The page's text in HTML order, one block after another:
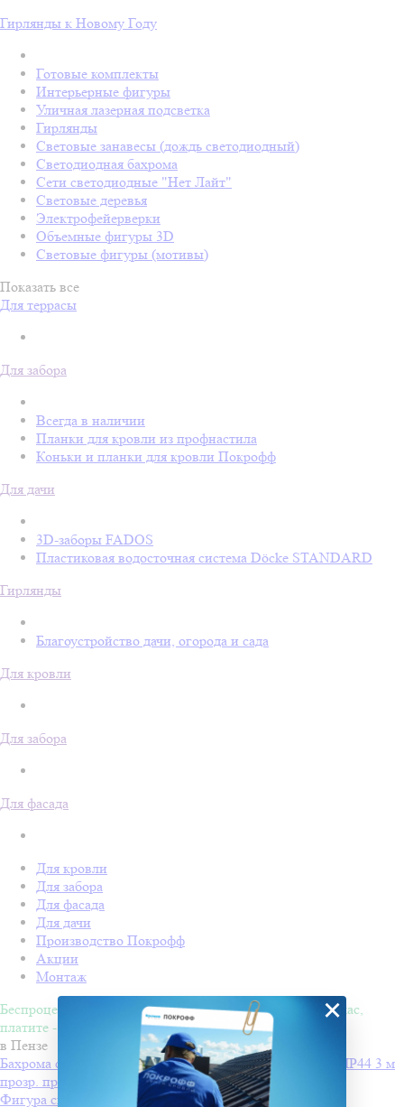
Гирлянды к Новому Году
Готовые комплекты
Интерьерные фигуры
Уличная лазерная подсветка
Гирлянды
Световые занавесы (дождь светодиодный)
Светодиодная бахрома
Сети светодиодные "Нет Лайт"
Световые деревья
Электрофейерверки
Объемные фигуры 3D
Световые фигуры (мотивы)
Показать все
Для террасы
Для забора
Всегда в наличии
Планки для кровли из профнастила
Коньки и планки для кровли Покрофф
Для дачи
3D-заборы FADOS
Пластиковая водосточная система Döcke STANDARD
Гирлянды
Благоустройство дачи, огорода и сада
Для кровли
Для забора
Для фасада
Для кровли
Для забора
Для фасада
Для дачи
Производство Покрофф
Акции
Монтаж
Беспроцентная рассрочка на 4 месяца. Покупайте - сейчас,
платите - потом!
в Пензе
Бахрома светодиодн INFINILITE Одесская с мерц. эфф IP44 3 м
прозр. пров., соед., бел. хол от 1270 ₽
Фигура световая "Олени везут Санта Клауса на санях"
×